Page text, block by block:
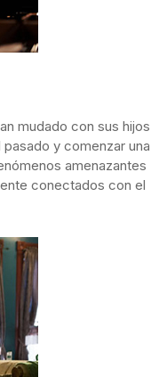
mudado con sus hijos
y comenzar una
amenazantes
conectados con el